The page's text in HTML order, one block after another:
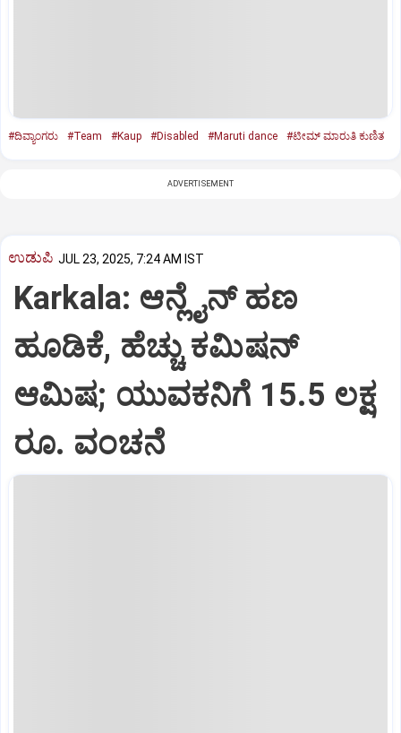
#ದಿವ್ಯಾಂಗರು #Team #Kaup #Disabled #Maruti dance #ಟೀಮ್‌ ಮಾರುತಿ ಕುಣಿತ
ADVERTISEMENT
ಉಡುಪಿ JUL 23, 2025, 7:24 AM IST
Karkala: ಆನ್ಲೈನ್‌ ಹಣ
ಹೂಡಿಕೆ, ಹೆಚ್ಚು ಕಮಿಷನ್‌
ಆಮಿಷ; ಯುವಕನಿಗೆ 15.5 ಲಕ್ಷ
ರೂ. ವಂಚನೆ